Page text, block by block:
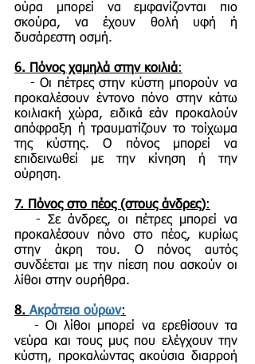
ούρα μπορεί να εμφανίζονται πιο
σκούρα, να έχουν θολή υφή ή
δυσάρεστη οσμή.
6. Πόνος χαμηλά στην κοιλιά:
- Οι πέτρες στην κύστη μπορούν να
προκαλέσουν έντονο πόνο στην κάτω
κοιλιακή χώρα, ειδικά εάν προκαλούν
απόφραξη ή τραυματίζουν το τοίχωμα
της κύστης. Ο πόνος μπορεί να
επιδεινωθεί με την κίνηση ή την
ούρηση.
7. Πόνος στο πέος (στους άνδρες):
- Σε άνδρες, οι πέτρες μπορεί να
προκαλέσουν πόνο στο πέος, κυρίως
στην άκρη του. Ο πόνος αυτός
συνδέεται με την πίεση που ασκούν οι
λίθοι στην ουρήθρα.
8. Ακράτεια ούρων:
- Οι λίθοι μπορεί να ερεθίσουν τα
νεύρα και τους μυς που ελέγχουν την
κύστη, προκαλώντας ακούσια διαρροή